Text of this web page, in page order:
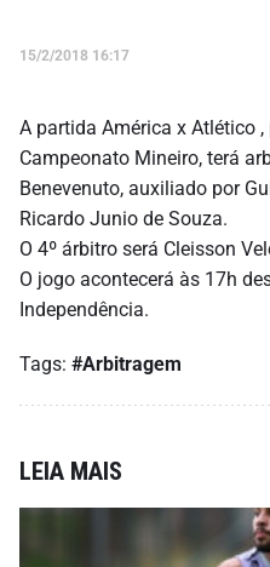
15/2/2018 16:17
A partida América x Atlético
Campeonato Mineiro, terá
Benevenuto, auxiliado por
Ricardo Junio de Souza.
O 4º árbitro será Cleisson
O jogo acontecerá às 17h
Independência.
Tags: #Arbitragem
LEIA MAIS